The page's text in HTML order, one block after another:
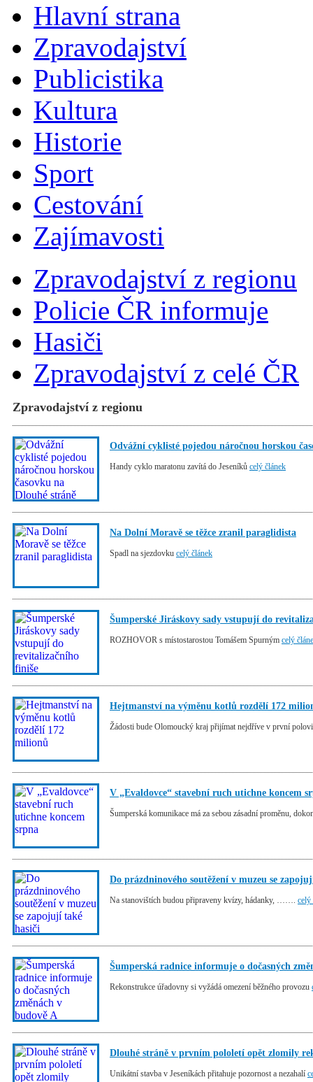
Hlavní strana
Zpravodajství
Publicistika
Kultura
Historie
Sport
Cestování
Zajímavosti
Zpravodajství z regionu
Policie ČR informuje
Hasiči
Zpravodajství z celé ČR
Zpravodajství z regionu
Odvážní cyklisté pojedou náročnou horskou
Handy cyklo maratonu zavítá do Jeseníků celý článek
Na Dolní Moravě se těžce zranil paraglidista
Spadl na sjezdovku celý článek
Šumperské Jiráskovy sady vstupují do
ROZHOVOR s místostarostou Tomášem Spurným celý
Hejtmanství na výměnu kotlů rozdělí 172
Žádosti bude Olomoucký kraj přijímat nejdříve v první
V „Evaldovce“ stavební ruch utichne koncem
Šumperská komunikace má za sebou zásadní proměnu,
Do prázdninového soutěžení v muzeu se
Na stanovištích budou připraveny kvízy, hádanky, ……. celý
Šumperská radnice informuje o dočasných
Rekonstrukce úřadovny si vyžádá omezení běžného provozu
Dlouhé stráně v prvním pololetí opět zlomily
Unikátní stavba v Jeseníkách přitahuje pozornost a nezahalí